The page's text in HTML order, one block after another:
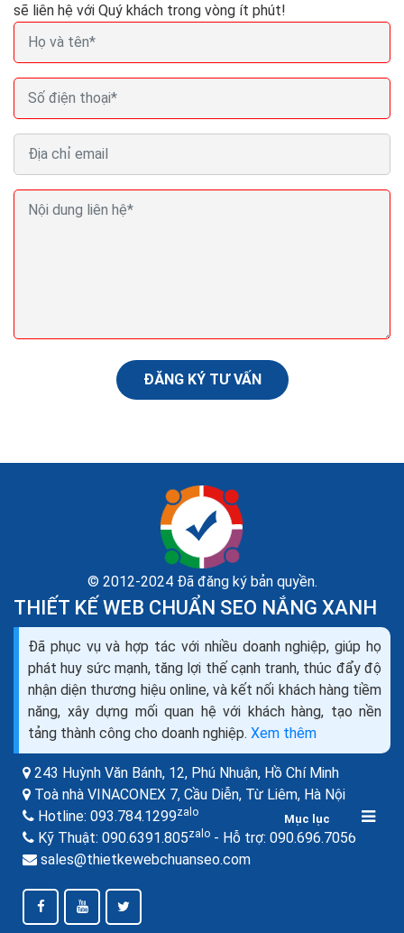
Mục lục
Cách bán hàng trên facebook cá nhân tạo shop bán
hàng trên facebook
Facebook cá nhân là gì? Tên người dùng và ID người
dùng là một phần của trang cá nhân công khai, có thể
giúp bạn bè tìm thấy bạn trên Facebook. Tìm hiểu
cách...
sẽ liên hệ với Quý khách trong vòng ít phút!
ĐĂNG KÝ TƯ VẤN
© 2012-2024 Đã đăng ký bản quyền.
THIẾT KẾ WEB CHUẨN SEO NẮNG XANH
Đã phục vụ và hợp tác với nhiều doanh nghiệp, giúp họ
phát huy sức mạnh, tăng lợi thế cạnh tranh, thúc đẩy độ
nhận diện thương hiệu online, và kết nối khách hàng tiềm
năng, xây dựng mối quan hệ với khách hàng, tạo nền
tảng thành công cho doanh nghiệp. Xem thêm
243 Huỳnh Văn Bánh, 12, Phú Nhuận, Hồ Chí Minh
Toà nhà VINACONEX 7, Cầu Diễn, Từ Liêm, Hà Nội
Hotline: 093.784.1299zalo
Kỹ Thuật: 090.6391.805zalo - Hỗ trợ: 090.696.7056
sales@thietkewebchuanseo.com